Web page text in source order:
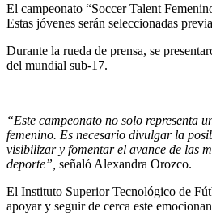
El campeonato “Soccer Talent
Estas jóvenes serán seleccionadas
Durante la rueda de prensa, se
del mundial sub-17.
“Este campeonato no solo representa
femenino. Es necesario divulgar la
visibilizar y fomentar el avance de las
deporte”, señaló Alexandra Orozco.
El Instituto Superior Tecnológico de
apoyar y seguir de cerca este